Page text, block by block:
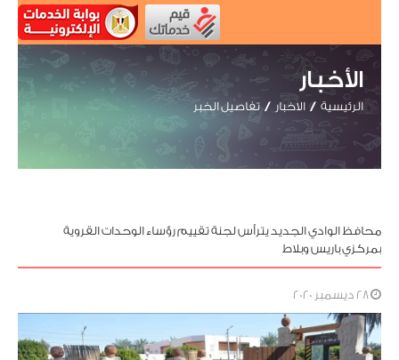
الأخبار
الرئيسية الاخبار تفاصيل الخبر
محافظ الوادي الجديد يترأس لجنة تقييم رؤساء الوحدات القروية
بمركزي باريس وبلاط